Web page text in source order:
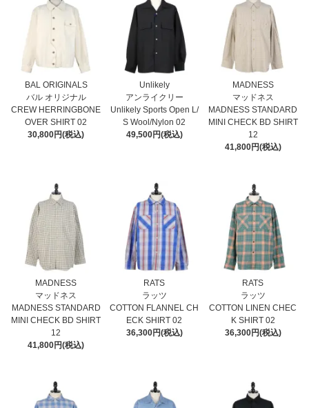
BAL ORIGINALS
バル オリジナル
CREW HERRINGBONE
OVER SHIRT 02
30,800円(税込)
Unlikely
アンライクリー
Unlikely Sports Open L/
S Wool/Nylon 02
49,500円(税込)
MADNESS
マッドネス
MADNESS STANDARD
MINI CHECK BD SHIRT
12
41,800円(税込)
MADNESS
マッドネス
MADNESS STANDARD
MINI CHECK BD SHIRT
12
41,800円(税込)
RATS
ラッツ
COTTON FLANNEL CH
ECK SHIRT 02
36,300円(税込)
RATS
ラッツ
COTTON LINEN CHEC
K SHIRT 02
36,300円(税込)